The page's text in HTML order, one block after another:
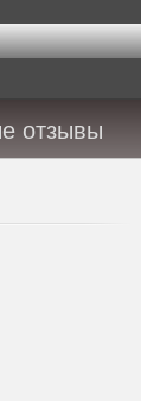
отзывы